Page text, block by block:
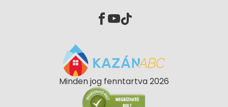
Minden jog fenntartva 2026